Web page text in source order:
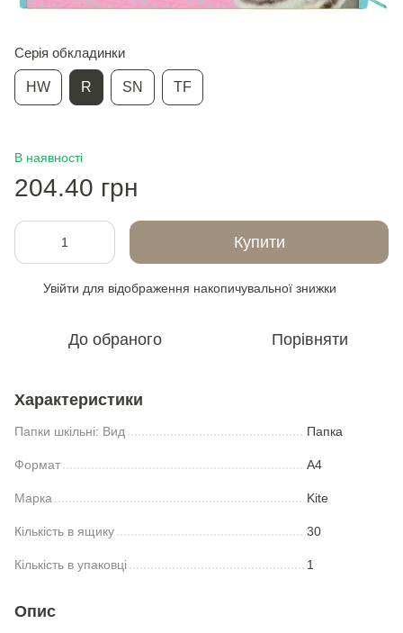
Серія обкладинки
HW R SN TF
В наявності
204.40 грн
Купити
Увійти для відображення накопичувальної знижки
До обраного Порівняти
Характеристики
Папки шкільні: Вид Папка
Формат А4
Марка Kite
Кількість в ящику 30
Кількість в упаковці 1
Опис